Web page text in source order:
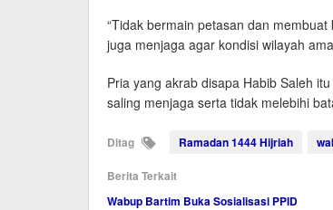
“Tidak bermain petasan dan
juga menjaga agar kondisi wilayah
Pria yang akrab disapa Habib Saleh
saling menjaga serta tidak melebihi
Ditag Ramadan 1444 Hijriah
Berita Terkait
Wabup Bartim Buka Sosialisasi PPID